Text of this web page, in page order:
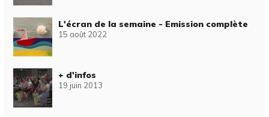
L'écran de la semaine - Emission complète
15 août 2022
+ d'infos
19 juin 2013